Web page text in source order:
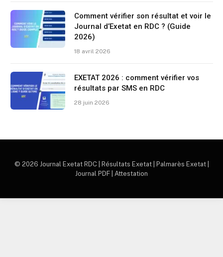
Comment vérifier son résultat et voir le
Journal d’Exetat en RDC ? (Guide
2026)
18 avril 2026
EXETAT 2026 : comment vérifier vos
résultats par SMS en RDC
28 juin 2026
© 2026 Journal Exetat RDC | Résultats Exetat | Palmarès Exetat |
Journal PDF | Attestation